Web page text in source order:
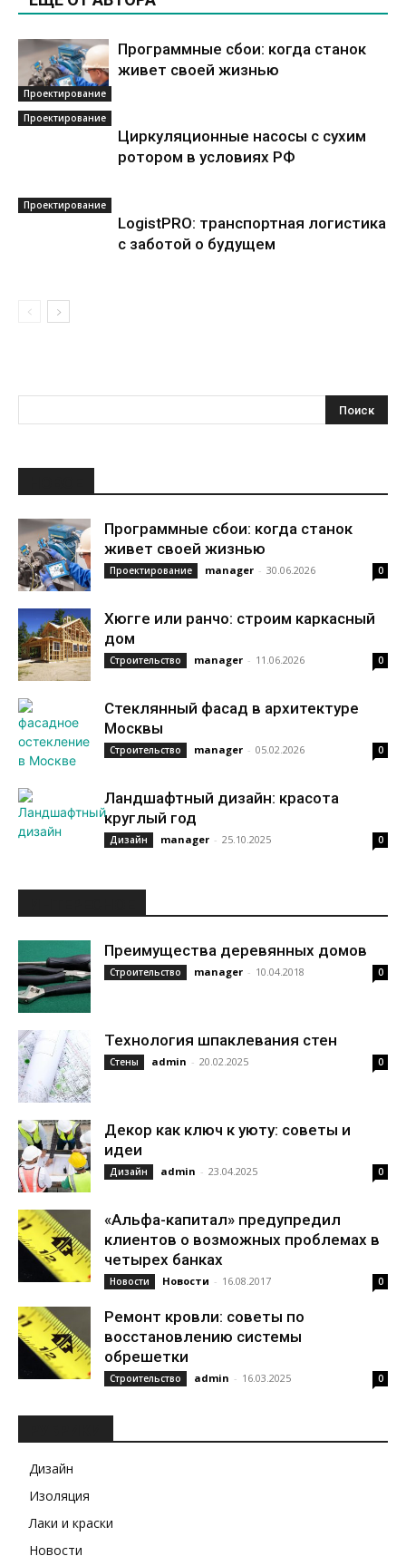
Проектирование
Программные сбои: когда станок
живет своей жизнью
Проектирование
Циркуляционные насосы с сухим
ротором в условиях РФ
Проектирование
LogistPRO: транспортная логистика
с заботой о будущем
Программные сбои: когда станок
живет своей жизнью
Проектирование manager - 30.06.2026 0
Хюгге или ранчо: строим каркасный
дом
Строительство manager - 11.06.2026 0
Стеклянный фасад в архитектуре
Москвы
Строительство manager - 05.02.2026 0
Ландшафтный дизайн: красота
круглый год
Дизайн manager - 25.10.2025 0
Преимущества деревянных домов
Строительство manager - 10.04.2018 0
Технология шпаклевания стен
Стены admin - 20.02.2025 0
Декор как ключ к уюту: советы и
идеи
Дизайн admin - 23.04.2025 0
«Альфа-капитал» предупредил
клиентов о возможных проблемах в
четырех банках
Новости Новости - 16.08.2017 0
Ремонт кровли: советы по
восстановлению системы
обрешетки
Строительство admin - 16.03.2025 0
Дизайн
Изоляция
Лаки и краски
Новости